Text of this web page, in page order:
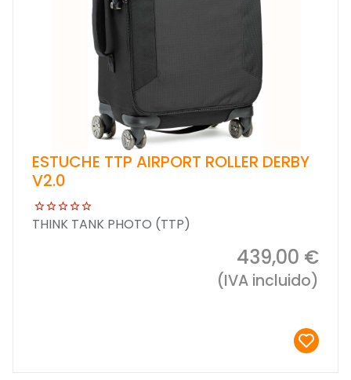
ESTUCHE TTP AIRPORT ROLLER DERBY
V2.0
THINK TANK PHOTO (TTP)
439,00 €
(IVA incluido)